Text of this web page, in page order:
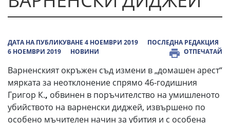
ДАТА НА ПУБЛИКУВАНЕ 4 НОЕМВРИ 2019
ПОСЛЕДНА РЕДАКЦИЯ
6 НОЕМВРИ 2019
НОВИНИ ОТПЕЧАТАЙ
Варненският окръжен съд измени в „домашен арест“
мярката за неотклонение спрямо 46-годишния
Григор К., обвинен в поръчителство на умишленото
убийството на варненски диджей, извършено по
особено мъчителен начин за убития и с особена